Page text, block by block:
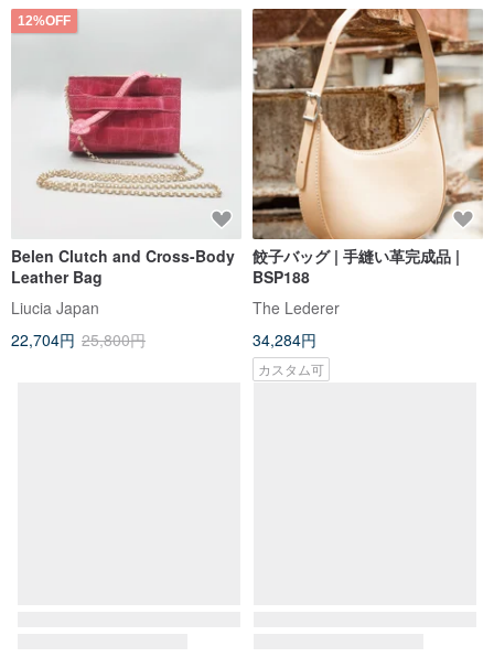
12%OFF
Belen Clutch and Cross-Body
Leather Bag
Liucia Japan
22,704円 25,800円
餃子バッグ | 手縫い革完成品 |
BSP188
The Lederer
34,284円
カスタム可